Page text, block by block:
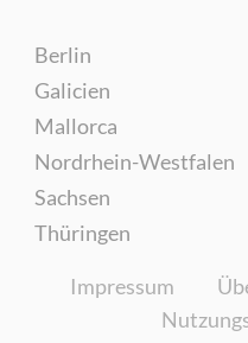
Berlin
Galicien
Mallorca
Nordrhein-Westfalen
Sachsen
Thüringen
Impressum